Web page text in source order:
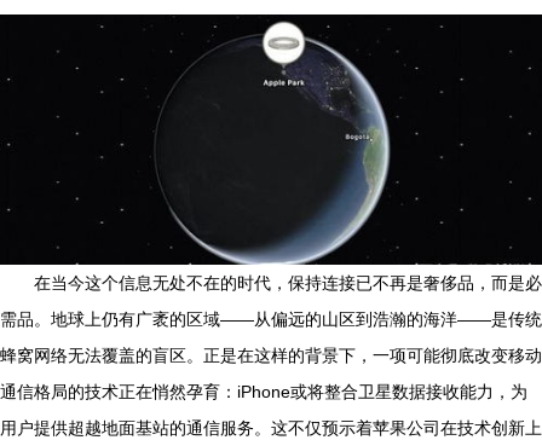
在当今这个信息无处不在的时代，保持连接已不再是奢侈品，而是必
需品。地球上仍有广袤的区域——从偏远的山区到浩瀚的海洋——是传统
蜂窝网络无法覆盖的盲区。正是在这样的背景下，一项可能彻底改变移动
通信格局的技术正在悄然孕育：iPhone或将整合卫星数据接收能力，为
用户提供超越地面基站的通信服务。这不仅预示着苹果公司在技术创新上